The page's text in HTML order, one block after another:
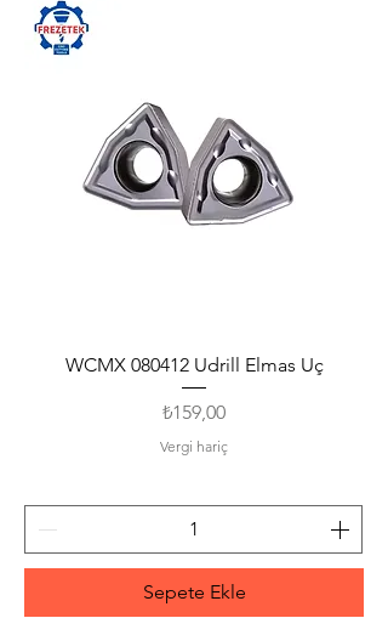
WCMX 080412 Udrill Elmas Uç
Fiyat
₺159,00
Vergi hariç
Sepete Ekle